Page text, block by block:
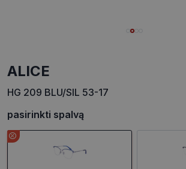
ALICE
HG 209 BLU/SIL 53-17
pasirinkti spalvą